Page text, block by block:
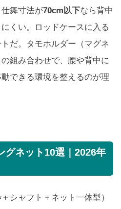
舞寸法が70cm以下なら背中
くい。ロッドケースに入る
だ。タモホルダー（マグネ
組み合わせで、腰や背中に
できる環境を整えるのが理
グネット10選｜2026年
シャフト＋ネット一体型）